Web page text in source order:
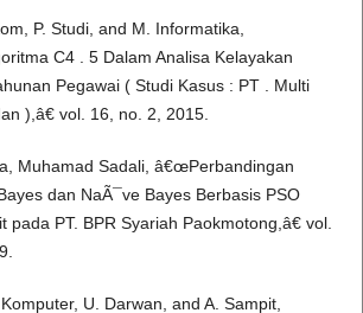
P. Studi, and M. Informatika,
C4 . 5 Dalam Analisa Kelayakan
Pegawai ( Studi Kasus : PT . Multi
),â€ vol. 16, no. 2, 2015.
Muhamad Sadali, â€œPerbandingan
dan NaÃ¯ve Bayes Berbasis PSO
pada PT. BPR Syariah Paokmotong,â€ vol.
U. Darwan, and A. Sampit,